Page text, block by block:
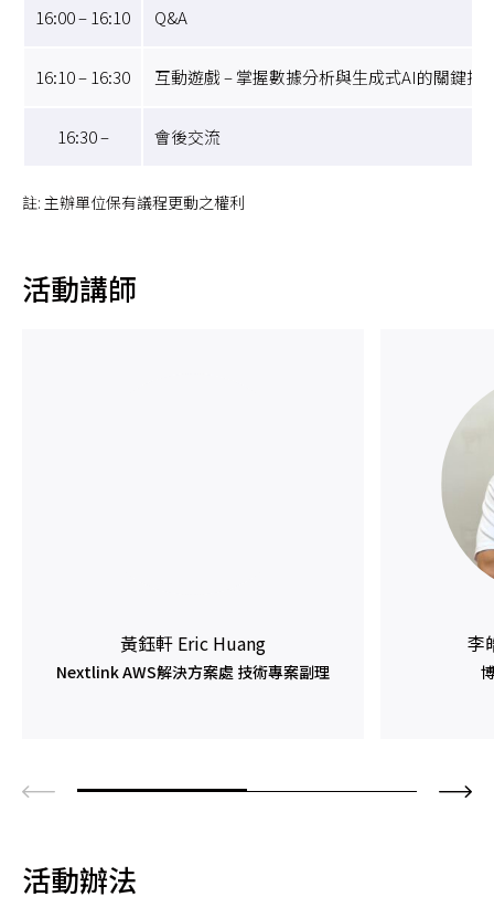
16:00 – 16:10 Q&A
16:10 – 16:30 互動遊戲 – 掌握數據分析與生成式AI的關鍵技
16:30 – 會後交流
註: 主辦單位保有議程更動之權利
活動講師
黃鈺軒 Eric Huang
Nextlink AWS解決方案處 技術專案副理
李
活動辦法